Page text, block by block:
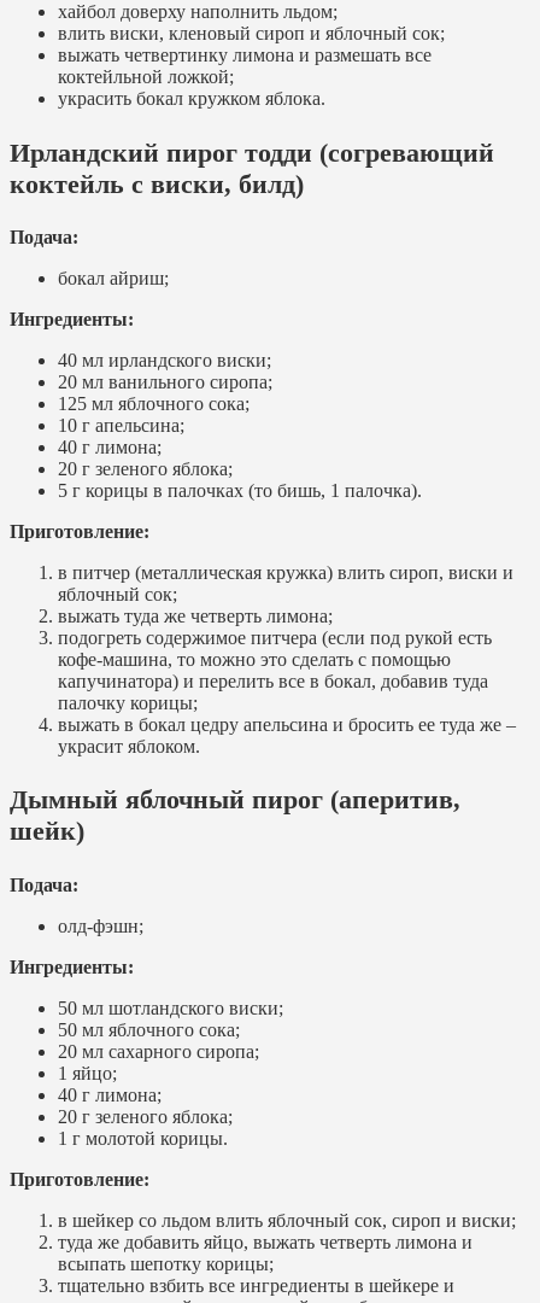
хайбол доверху наполнить льдом;
влить виски, кленовый сироп и яблочный сок;
выжать четвертинку лимона и размешать все
коктейльной ложкой;
украсить бокал кружком яблока.
Ирландский пирог тодди (согревающий
коктейль с виски, билд)
Подача:
бокал айриш;
Ингредиенты:
40 мл ирландского виски;
20 мл ванильного сиропа;
125 мл яблочного сока;
10 г апельсина;
40 г лимона;
20 г зеленого яблока;
5 г корицы в палочках (то бишь, 1 палочка).
Приготовление:
в питчер (металлическая кружка) влить сироп, виски и
яблочный сок;
выжать туда же четверть лимона;
подогреть содержимое питчера (если под рукой есть
кофе-машина, то можно это сделать с помощью
капучинатора) и перелить все в бокал, добавив туда
палочку корицы;
выжать в бокал цедру апельсина и бросить ее туда же –
украсит яблоком.
Дымный яблочный пирог (аперитив,
шейк)
Подача:
олд-фэшн;
Ингредиенты:
50 мл шотландского виски;
50 мл яблочного сока;
20 мл сахарного сиропа;
1 яйцо;
40 г лимона;
20 г зеленого яблока;
1 г молотой корицы.
Приготовление:
в шейкер со льдом влить яблочный сок, сироп и виски;
туда же добавить яйцо, выжать четверть лимона и
всыпать шепотку корицы;
тщательно взбить все ингредиенты в шейкере и